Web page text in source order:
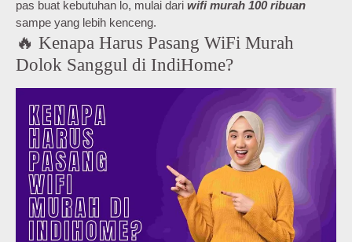
pas buat kebutuhan lo, mulai dari wifi murah 100 ribuan
sampe yang lebih kenceng.
🔥 Kenapa Harus Pasang WiFi Murah
Dolok Sanggul di IndiHome?